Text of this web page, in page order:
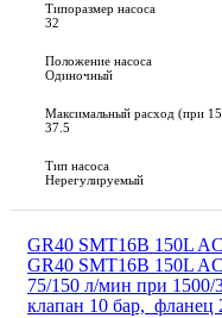
Типоразмер насоса
32
Положение насоса
Одиночный
Максимальный расход (при
37.5
Тип насоса
Нерегулируемый
GR40 SMT16B 150L
GR40 SMT16B 150L
75/150 л/мин при
клапан 10 бар, фланец